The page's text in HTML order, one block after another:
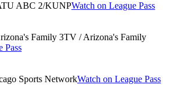
ABC 2/KUNPWatch on League Pass
Family 3TV / Arizona's Family
Pass
Sports NetworkWatch on League Pass